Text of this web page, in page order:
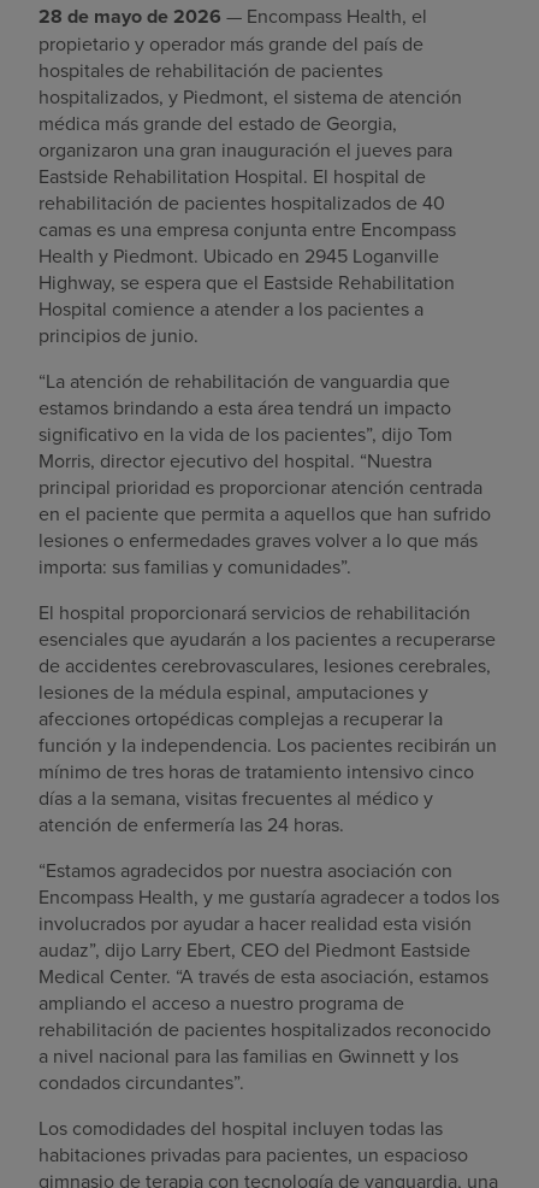
28 de mayo de 2026 — Encompass Health, el
propietario y operador más grande del país de
hospitales de rehabilitación de pacientes
hospitalizados, y Piedmont, el sistema de atención
médica más grande del estado de Georgia,
organizaron una gran inauguración el jueves para
Eastside Rehabilitation Hospital. El hospital de
rehabilitación de pacientes hospitalizados de 40
camas es una empresa conjunta entre Encompass
Health y Piedmont. Ubicado en 2945 Loganville
Highway, se espera que el Eastside Rehabilitation
Hospital comience a atender a los pacientes a
principios de junio.
“La atención de rehabilitación de vanguardia que
estamos brindando a esta área tendrá un impacto
significativo en la vida de los pacientes”, dijo Tom
Morris, director ejecutivo del hospital. “Nuestra
principal prioridad es proporcionar atención centrada
en el paciente que permita a aquellos que han sufrido
lesiones o enfermedades graves volver a lo que más
importa: sus familias y comunidades”.
El hospital proporcionará servicios de rehabilitación
esenciales que ayudarán a los pacientes a recuperarse
de accidentes cerebrovasculares, lesiones cerebrales,
lesiones de la médula espinal, amputaciones y
afecciones ortopédicas complejas a recuperar la
función y la independencia. Los pacientes recibirán un
mínimo de tres horas de tratamiento intensivo cinco
días a la semana, visitas frecuentes al médico y
atención de enfermería las 24 horas.
“Estamos agradecidos por nuestra asociación con
Encompass Health, y me gustaría agradecer a todos los
involucrados por ayudar a hacer realidad esta visión
audaz”, dijo Larry Ebert, CEO del Piedmont Eastside
Medical Center. “A través de esta asociación, estamos
ampliando el acceso a nuestro programa de
rehabilitación de pacientes hospitalizados reconocido
a nivel nacional para las familias en Gwinnett y los
condados circundantes”.
Los comodidades del hospital incluyen todas las
habitaciones privadas para pacientes, un espacioso
gimnasio de terapia con tecnología de vanguardia, una